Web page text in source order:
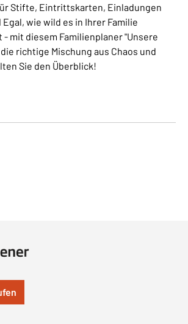
Stifte, Eintrittskarten, Einladungen
wie wild es in Ihrer Familie
- mit diesem Familienplaner "Unsere
richtige Mischung aus Chaos und
Sie den Überblick!